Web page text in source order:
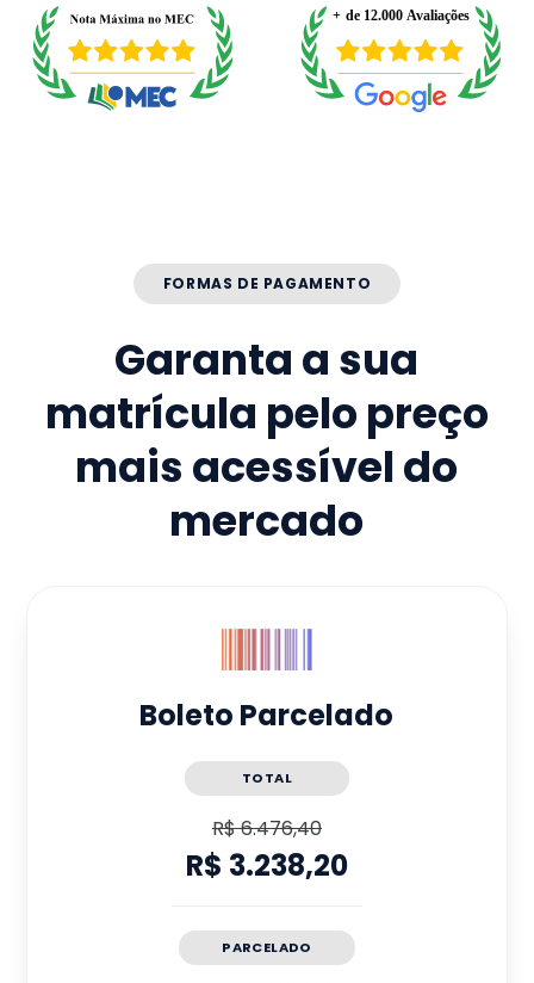
FORMAS DE PAGAMENTO
Garanta a sua
matrícula pelo preço
mais acessível do
mercado
Boleto Parcelado
TOTAL
R$ 6.476,40
R$ 3.238,20
PARCELADO